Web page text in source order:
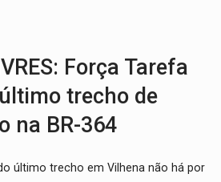
Força Tarefa
trecho de
na BR-364
último trecho em Vilhena não há por